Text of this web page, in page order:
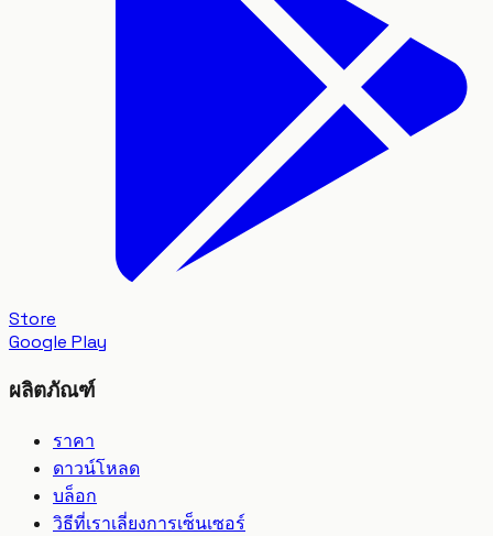
Store
Google Play
ผลิตภัณฑ์
ราคา
ดาวน์โหลด
บล็อก
วิธีที่เราเลี่ยงการเซ็นเซอร์